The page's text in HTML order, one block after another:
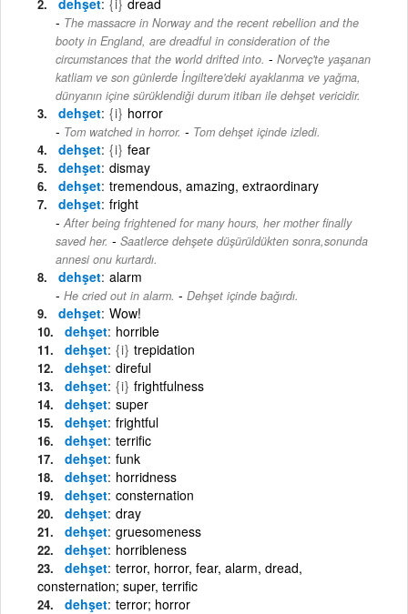
The massacre in Norway and the recent rebellion and the
booty in England, are dreadful in consideration of the
circumstances that the world drifted into. - Norveç'te yaşanan
katliam ve son günlerde İngiltere'deki ayaklanma ve yağma,
dünyanın içine sürüklendiği durum itibarı ile dehşet vericidir.
dehşet {i} horror
Tom watched in horror. - Tom dehşet içinde izledi.
dehşet {i} fear
dehşet dismay
dehşet tremendous, amazing, extraordinary
dehşet fright
After being frightened for many hours, her mother finally
saved her. - Saatlerce dehşete düşürüldükten sonra,sonunda
annesi onu kurtardı.
dehşet alarm
He cried out in alarm. - Dehşet içinde bağırdı.
dehşet Wow!
dehşet horrible
dehşet {i} trepidation
dehşet direful
dehşet {i} frightfulness
dehşet super
dehşet frightful
dehşet terrific
dehşet funk
dehşet horridness
dehşet consternation
dehşet dray
dehşet gruesomeness
dehşet horribleness
dehşet terror, horror, fear, alarm, dread,
consternation; super, terrific
dehşet terror; horror